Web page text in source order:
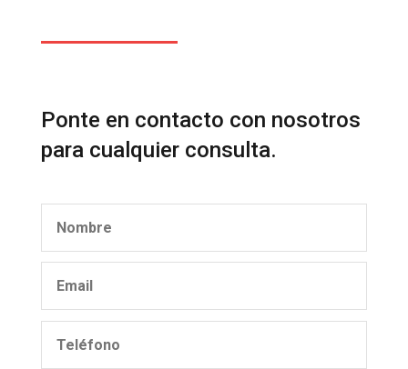
Ponte en contacto con nosotros
para cualquier consulta.